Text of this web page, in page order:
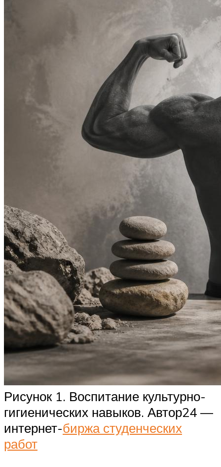
Рисунок 1. Воспитание культурно-
гигиенических навыков. Автор24 —
интернет-биржа студенческих
работ